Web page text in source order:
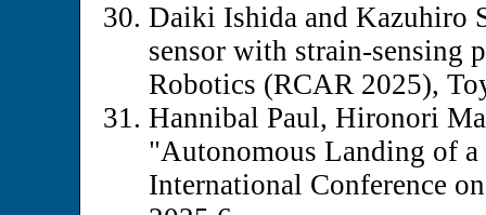
Daiki Ishida and Kazuhiro
sensor with strain-sensing
Robotics (RCAR 2025),
Hannibal Paul, Hironori
"Autonomous Landing of
International Conference